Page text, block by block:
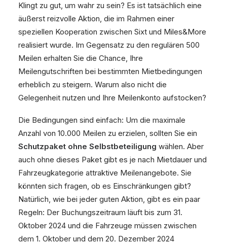
Klingt zu gut, um wahr zu sein? Es ist tatsächlich eine
äußerst reizvolle Aktion, die im Rahmen einer
speziellen Kooperation zwischen Sixt und Miles&More
realisiert wurde. Im Gegensatz zu den regulären 500
Meilen erhalten Sie die Chance, Ihre
Meilengutschriften bei bestimmten Mietbedingungen
erheblich zu steigern. Warum also nicht die
Gelegenheit nutzen und Ihre Meilenkonto aufstocken?
Die Bedingungen sind einfach: Um die maximale
Anzahl von 10.000 Meilen zu erzielen, sollten Sie ein
Schutzpaket ohne Selbstbeteiligung wählen. Aber
auch ohne dieses Paket gibt es je nach Mietdauer und
Fahrzeugkategorie attraktive Meilenangebote. Sie
könnten sich fragen, ob es Einschränkungen gibt?
Natürlich, wie bei jeder guten Aktion, gibt es ein paar
Regeln: Der Buchungszeitraum läuft bis zum 31.
Oktober 2024 und die Fahrzeuge müssen zwischen
dem 1. Oktober und dem 20. Dezember 2024